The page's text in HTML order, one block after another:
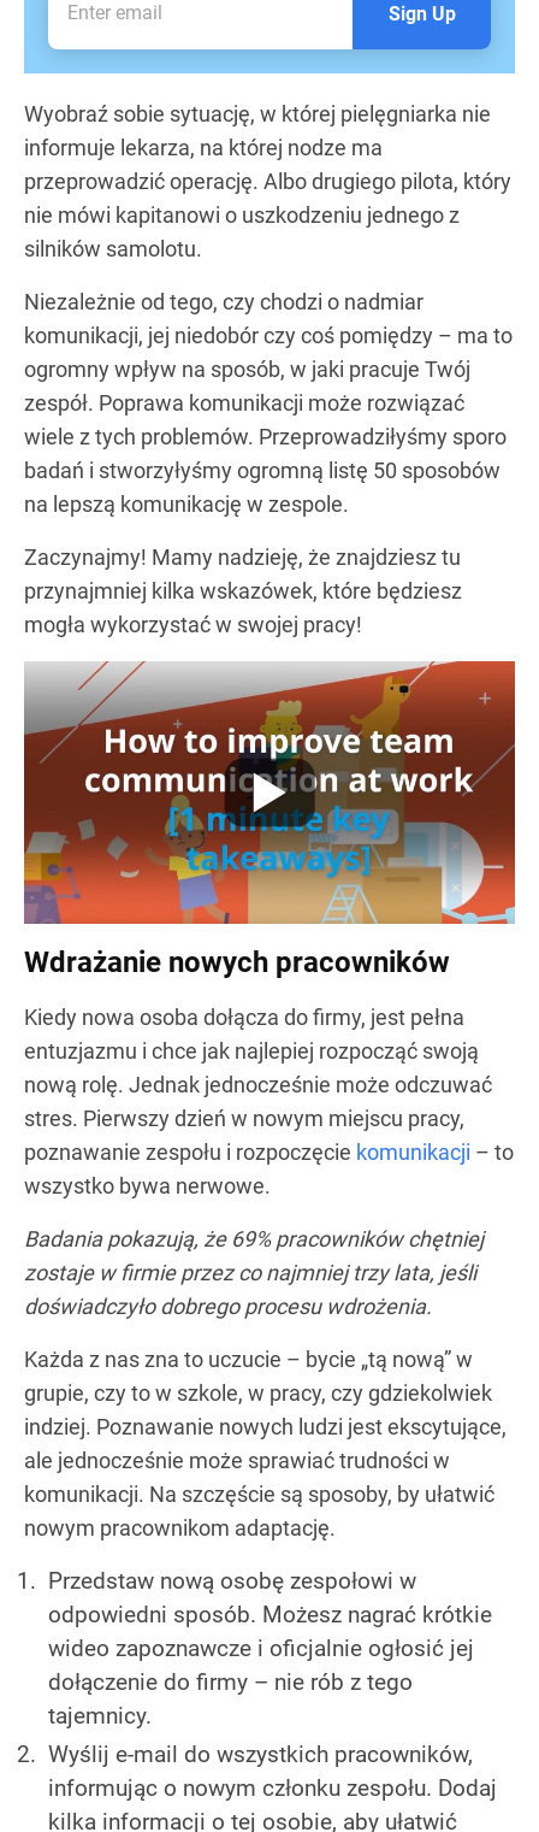
Sign Up
Wyobraź sobie sytuację, w której pielęgniarka nie
informuje lekarza, na której nodze ma
przeprowadzić operację. Albo drugiego pilota, który
nie mówi kapitanowi o uszkodzeniu jednego z
silników samolotu.
Niezależnie od tego, czy chodzi o nadmiar
komunikacji, jej niedobór czy coś pomiędzy – ma to
ogromny wpływ na sposób, w jaki pracuje Twój
zespół. Poprawa komunikacji może rozwiązać
wiele z tych problemów. Przeprowadziłyśmy sporo
badań i stworzyłyśmy ogromną listę 50 sposobów
na lepszą komunikację w zespole.
Zaczynajmy! Mamy nadzieję, że znajdziesz tu
przynajmniej kilka wskazówek, które będziesz
mogła wykorzystać w swojej pracy!
Wdrażanie nowych pracowników
Kiedy nowa osoba dołącza do firmy, jest pełna
entuzjazmu i chce jak najlepiej rozpocząć swoją
nową rolę. Jednak jednocześnie może odczuwać
stres. Pierwszy dzień w nowym miejscu pracy,
poznawanie zespołu i rozpoczęcie komunikacji – to
wszystko bywa nerwowe.
Badania pokazują, że 69% pracowników chętniej
zostaje w firmie przez co najmniej trzy lata, jeśli
doświadczyło dobrego procesu wdrożenia.
Każda z nas zna to uczucie – bycie „tą nową” w
grupie, czy to w szkole, w pracy, czy gdziekolwiek
indziej. Poznawanie nowych ludzi jest ekscytujące,
ale jednocześnie może sprawiać trudności w
komunikacji. Na szczęście są sposoby, by ułatwić
nowym pracownikom adaptację.
Przedstaw nową osobę zespołowi w
odpowiedni sposób. Możesz nagrać krótkie
wideo zapoznawcze i oficjalnie ogłosić jej
dołączenie do firmy – nie rób z tego
tajemnicy.
Wyślij e-mail do wszystkich pracowników,
informując o nowym członku zespołu. Dodaj
kilka informacji o tej osobie, aby ułatwić